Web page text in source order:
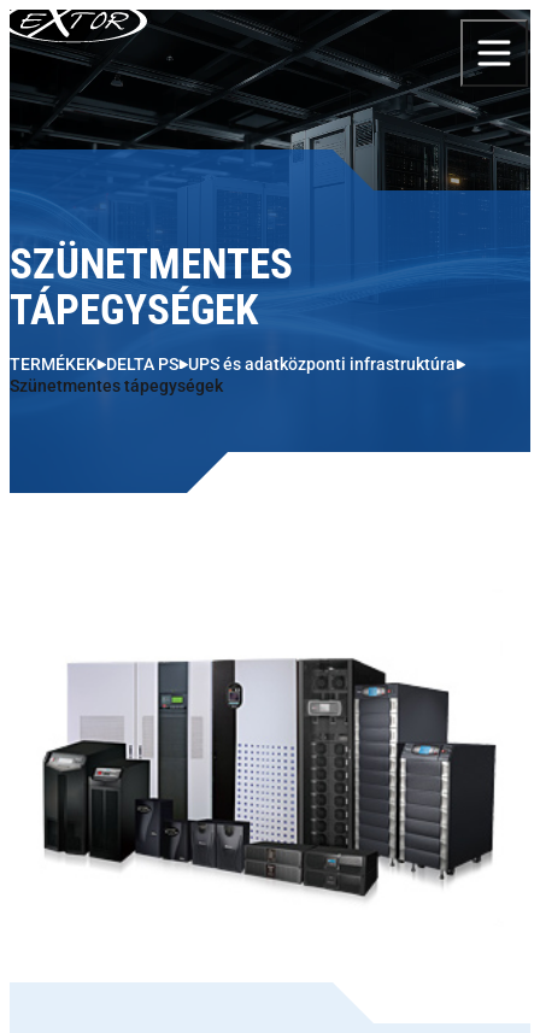
Skip to content
SZÜNETMENTES
TÁPEGYSÉGEK
TERMÉKEK DELTA PS UPS és adatközponti infrastruktúra
Szünetmentes tápegységek